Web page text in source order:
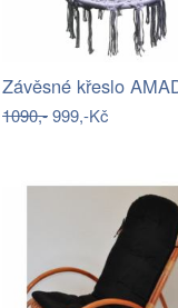
1090,-999,-Kč